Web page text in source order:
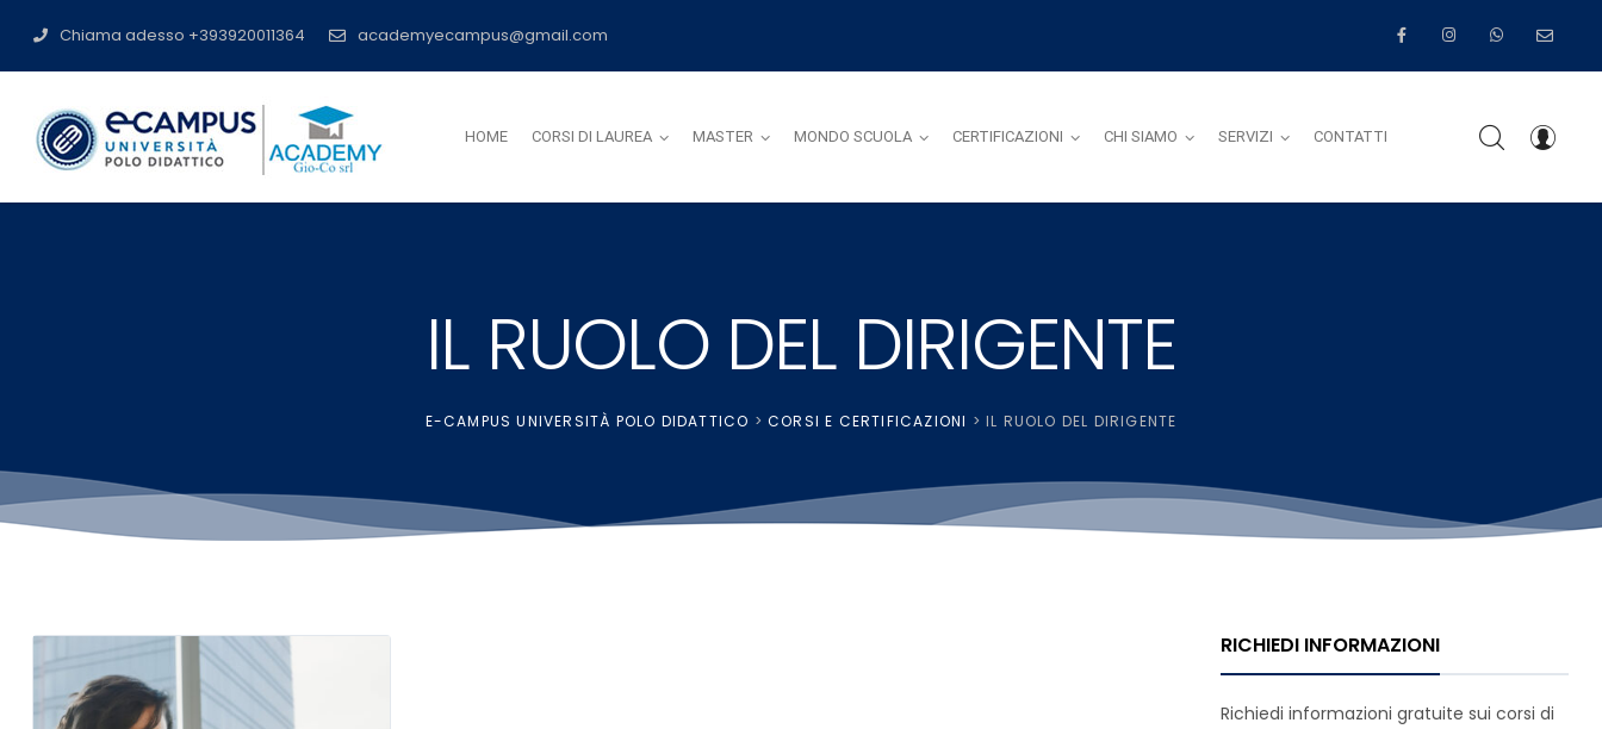
Chiama adesso +393920011364 academyecampus@gmail.com
HOME CORSI DI LAUREA MASTER MONDO SCUOLA CERTIFICAZIONI CHI SIAMO SERVIZI CONTATTI
IL RUOLO DEL DIRIGENTE
E-CAMPUS UNIVERSITÀ POLO DIDATTICO > CORSI E CERTIFICAZIONI > IL RUOLO DEL DIRIGENTE
RICHIEDI INFORMAZIONI
Richiedi informazioni gratuite sui corsi di